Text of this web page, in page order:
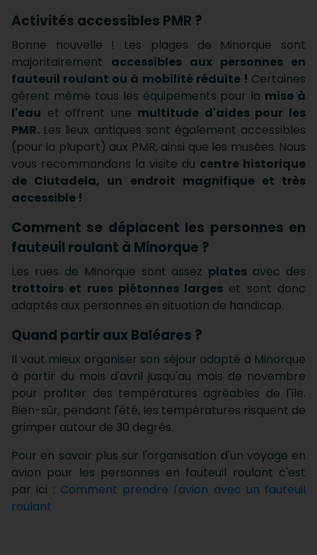
Activités accessibles PMR ?
Bonne nouvelle ! Les plages de Minorque sont
majoritairement accessibles aux personnes en
fauteuil roulant ou à mobilité réduite ! Certaines
gèrent même tous les équipements pour la mise à
l'eau et offrent une multitude d'aides pour les
PMR. Les lieux antiques sont également accessibles
(pour la plupart) aux PMR, ainsi que les musées. Nous
vous recommandons la visite du centre historique
de Ciutadela, un endroit magnifique et très
accessible !
Comment se déplacent les personnes en
fauteuil roulant à Minorque ?
Les rues de Minorque sont assez plates avec des
trottoirs et rues piétonnes larges et sont donc
adaptés aux personnes en situation de handicap.
Quand partir aux Baléares ?
Il vaut mieux organiser son séjour adapté à Minorque
à partir du mois d'avril jusqu'au mois de novembre
pour profiter des températures agréables de l'île.
Bien-sûr, pendant l'été, les températures risquent de
grimper autour de 30 degrés.
Pour en savoir plus sur l'organisation d'un voyage en
avion pour les personnes en fauteuil roulant c'est
par ici : Comment prendre l'avion avec un fauteuil
roulant